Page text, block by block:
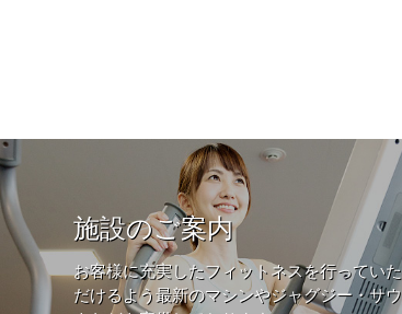
施設のご案内
お客様に充実したフィットネスを行っていた
だけるよう最新のマシンやジャグジー・サウ